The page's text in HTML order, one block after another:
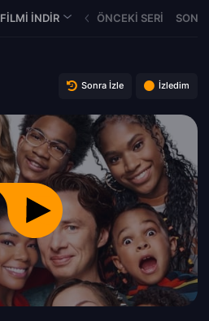
FILMI İNDIR ÖNCEKI SERI
Sonra İzle İzledim